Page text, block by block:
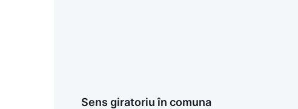
Sens giratoriu în comuna